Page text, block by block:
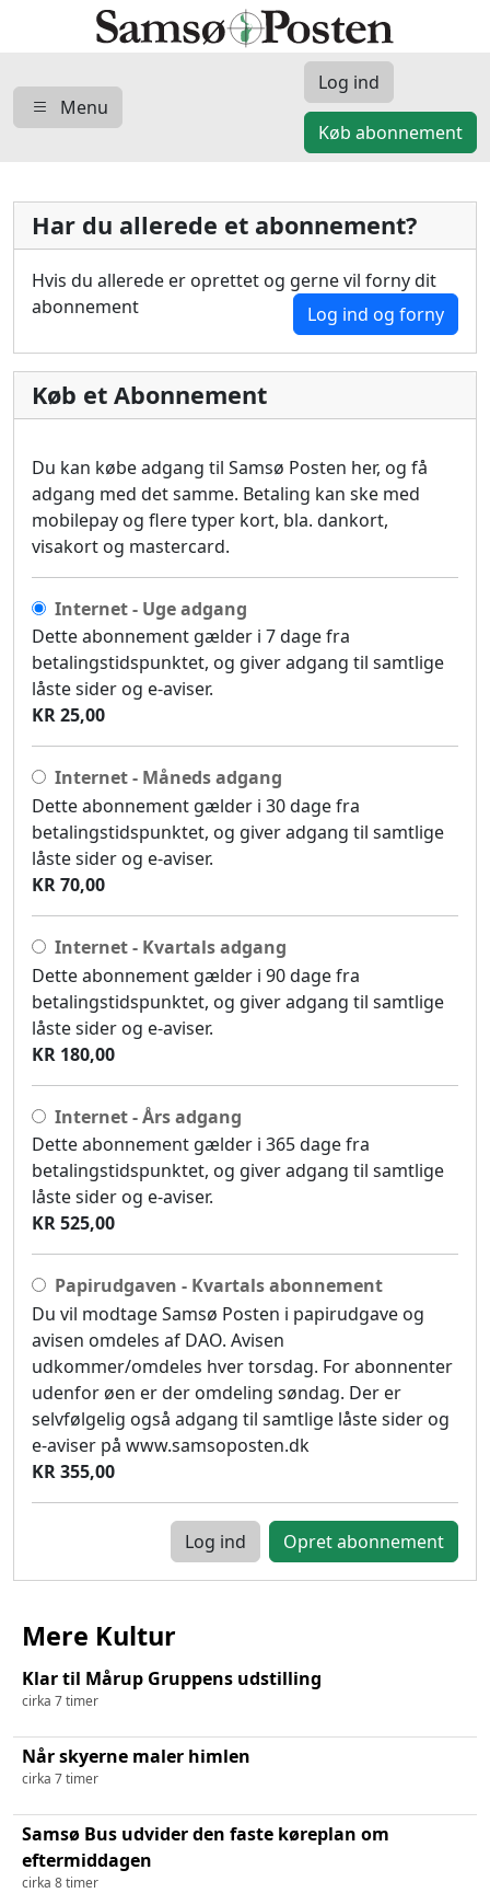
Menu
Log ind
Køb abonnement
Har du allerede et abonnement?
Hvis du allerede er oprettet og gerne vil forny dit
abonnement
Log ind og forny
Køb et Abonnement
Du kan købe adgang til Samsø Posten her, og få
adgang med det samme. Betaling kan ske med
mobilepay og flere typer kort, bla. dankort,
visakort og mastercard.
Internet - Uge adgang
Dette abonnement gælder i 7 dage fra
betalingstidspunktet, og giver adgang til samtlige
låste sider og e-aviser.
KR 25,00
Internet - Måneds adgang
Dette abonnement gælder i 30 dage fra
betalingstidspunktet, og giver adgang til samtlige
låste sider og e-aviser.
KR 70,00
Internet - Kvartals adgang
Dette abonnement gælder i 90 dage fra
betalingstidspunktet, og giver adgang til samtlige
låste sider og e-aviser.
KR 180,00
Internet - Års adgang
Dette abonnement gælder i 365 dage fra
betalingstidspunktet, og giver adgang til samtlige
låste sider og e-aviser.
KR 525,00
Papirudgaven - Kvartals abonnement
Du vil modtage Samsø Posten i papirudgave og
avisen omdeles af DAO. Avisen
udkommer/omdeles hver torsdag. For abonnenter
udenfor øen er der omdeling søndag. Der er
selvfølgelig også adgang til samtlige låste sider og
e-aviser på www.samsoposten.dk
KR 355,00
Log ind
Mere Kultur
Klar til Mårup Gruppens udstilling
cirka 7 timer
Når skyerne maler himlen
cirka 7 timer
Samsø Bus udvider den faste køreplan om
eftermiddagen
cirka 8 timer